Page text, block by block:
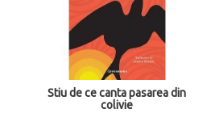
Stiu de ce canta pasarea din
colivie